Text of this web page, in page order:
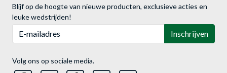
Blijf op de hoogte van nieuwe producten, exclusieve acties en
leuke wedstrijden!
Inschrijven
Volg ons op sociale media.